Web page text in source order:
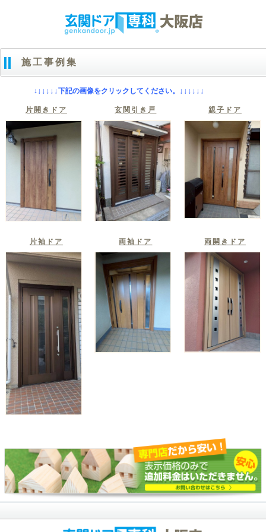
施工事例集
↓↓ ↓ ↓ ↓ ↓下記の画像をクリックしてください。 ↓ ↓ ↓ ↓ ↓ ↓
片開きドア 玄関引き戸 親子ドア
片袖ドア 両袖ドア 両開きドア